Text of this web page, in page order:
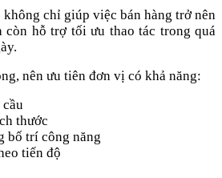
chỉ giúp việc bán hàng trở nên
còn hỗ trợ tối ưu thao tác trong quá
nên ưu tiên đơn vị có khả năng:
thước
bố trí công năng
tiến độ